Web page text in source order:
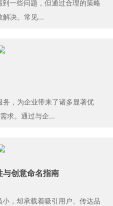
一些问题，但通过合理的策略
解决。常见...
，为企业带来了诸多显著优
求。通过与企...
创意命名指南
，却承载着吸引用户、传达品